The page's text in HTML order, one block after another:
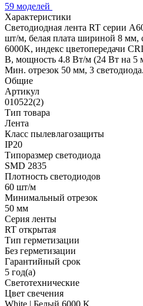
59 моделей
Характеристики
Светодиодная лента RT серии
шт/м, белая плата шириной 8
6000K, индекс цветопередачи
В, мощность 4.8 Вт/м (24 Вт на 5
Мин. отрезок 50 мм, 3
Общие
Артикул
010522(2)
Тип товара
Лента
Класс пылевлагозащиты
IP20
Типоразмер светодиода
SMD 2835
Плотность светодиодов
60 шт/м
Минимальный отрезок
50 мм
Серия ленты
RT открытая
Тип герметизации
Без герметизации
Гарантийный срок
5 год(а)
Светотехнические
Цвет свечения
White | Белый 6000 K